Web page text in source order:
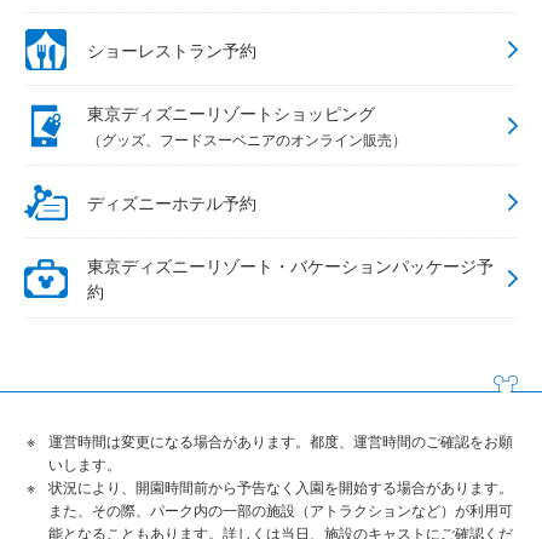
ショーレストラン予約
東京ディズニーリゾートショッピング
（グッズ、フードスーベニアのオンライン販売）
ディズニーホテル予約
東京ディズニーリゾート・バケーションパッケージ予
約
運営時間は変更になる場合があります。都度、運営時間のご確認をお願
いします。
状況により、開園時間前から予告なく入園を開始する場合があります。
また、その際、パーク内の一部の施設（アトラクションなど）が利用可
能となることもあります。詳しくは当日、施設のキャストにご確認くだ